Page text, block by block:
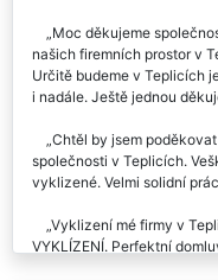
Moc děkujeme
našich firemních prostor v
Určitě budeme v Teplicích
i nadále. Ještě jednou
Chtěl by jsem
společnosti v Teplicích.
vyklizené. Velmi solidní
Vyklizení mé firmy v
VYKLÍZENÍ. Perfektní